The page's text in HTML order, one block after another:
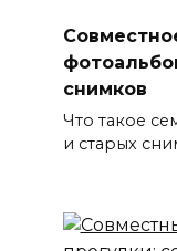
снимков
Что такое
и старых